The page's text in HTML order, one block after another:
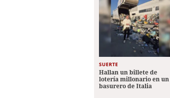
SUERTE
Hallan un billete de
lotería millonario en un
basurero de Italia